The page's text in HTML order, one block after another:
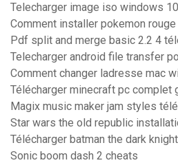
Telecharger image iso windows
Comment installer pokemon
Pdf split and merge basic 2.2 4
Telecharger android file transfer
Comment changer ladresse mac
Télécharger minecraft pc complet
Magix music maker jam styles
Star wars the old republic
Télécharger batman the dark knight
Sonic boom dash 2 cheats